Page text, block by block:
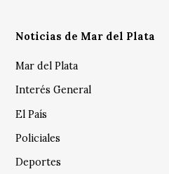
Noticias de Mar del Plata
Mar del Plata
Interés General
El País
Policiales
Deportes